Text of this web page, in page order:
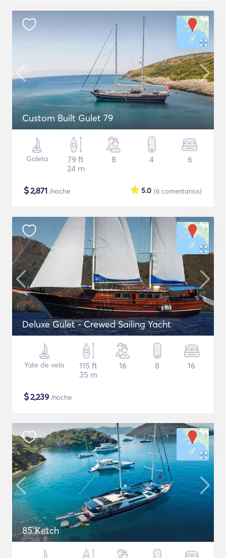
Custom Built Gulet 79
Goleta
79 ft
24 m
8 4 6
$2,871 /noche (6 comentarios)
5.0
Deluxe Gulet - Crewed Sailing Yacht
Yate de vela
115 ft
35 m
16 8 16
$2,239 /noche
85 Ketch